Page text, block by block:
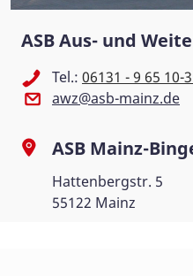
ASB Aus- und
Tel.: 06131 - 9 65 10-
awz@asb-mainz.de
ASB Mainz-
Hattenbergstr. 5
55122 Mainz